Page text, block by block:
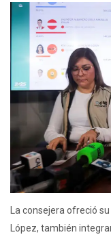
La consejera ofreció
López, también